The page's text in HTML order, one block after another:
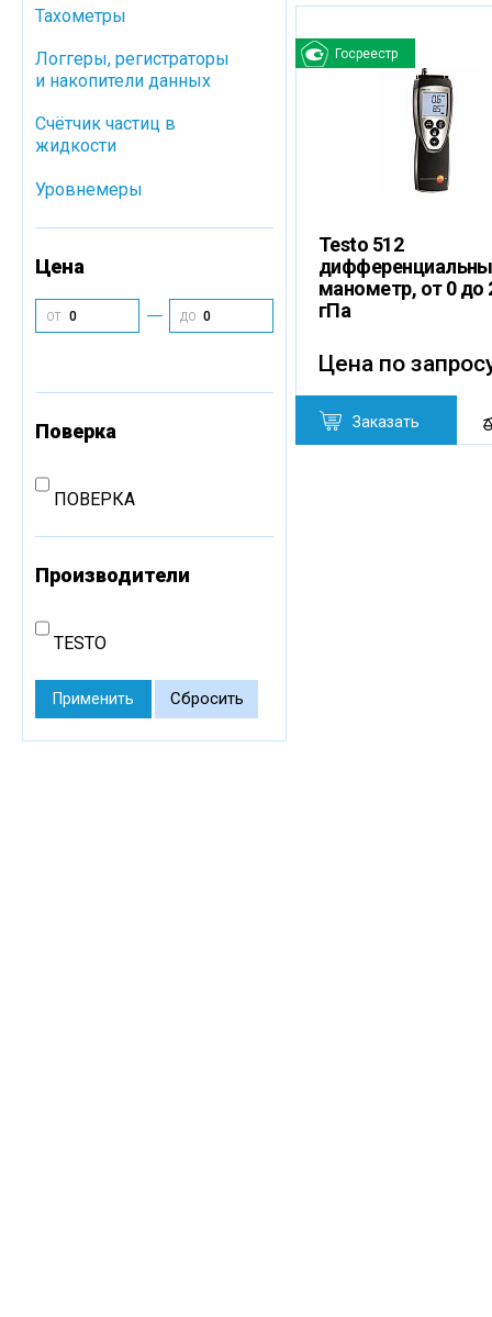
Госреестр
Testo 512
манометр, от 0 до
гПа
Цена по
Заказать
Тахометры
Логгеры, регистраторы
и накопители данных
Cчётчик частиц в
жидкости
Уровнемеры
Цена
ОТ ДО
Поверка
ПОВЕРКА
Производители
TESTO
Применить Сбросить